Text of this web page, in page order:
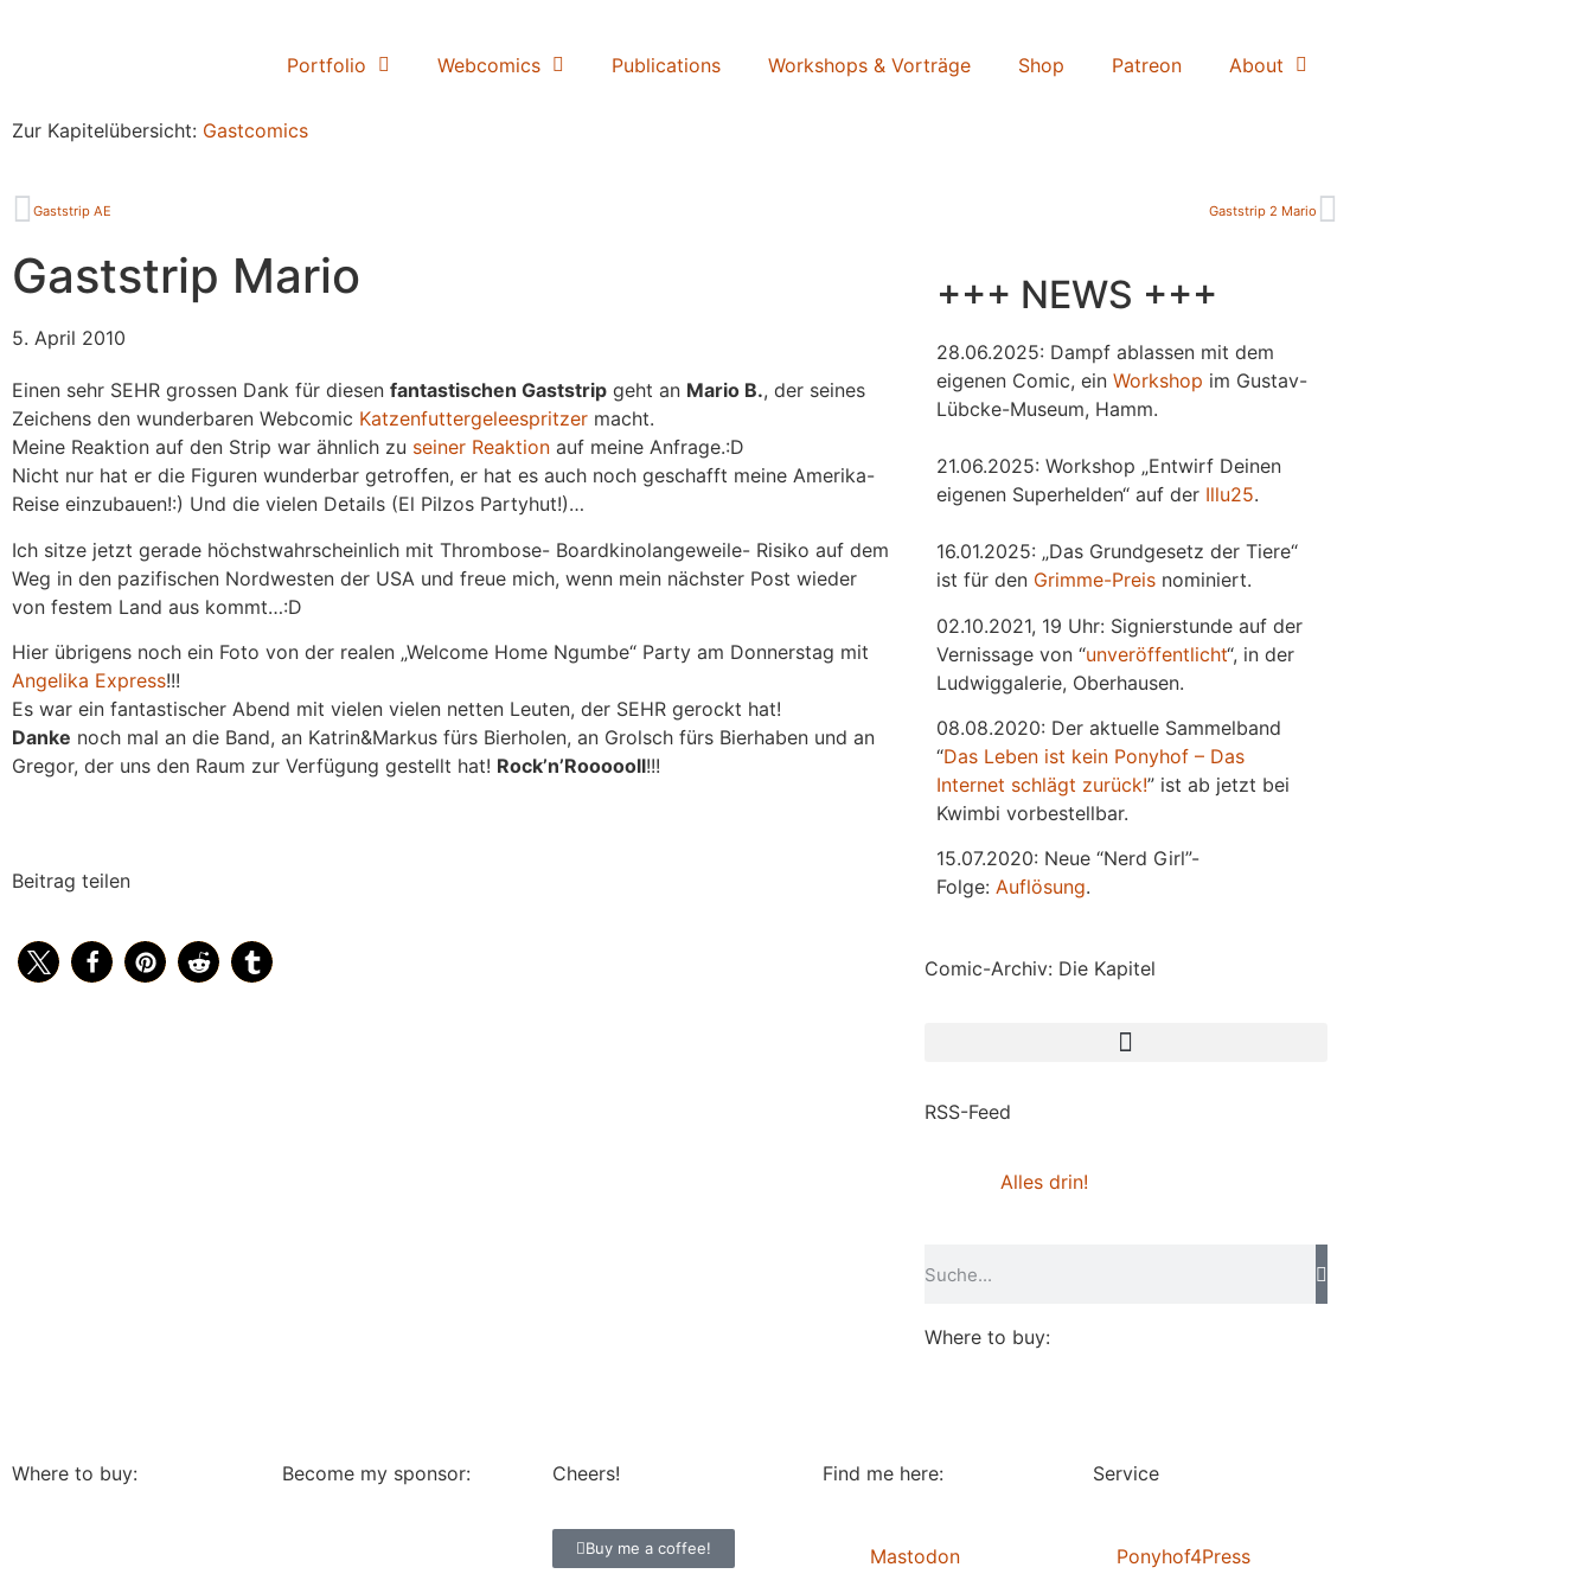
Portfolio Webcomics Publications Workshops & Vorträge Shop Patreon About
Zur Kapitelübersicht: Gastcomics
Gaststrip AE Gaststrip 2 Mario
Gaststrip Mario
5. April 2010
Einen sehr SEHR grossen Dank für diesen fantastischen Gaststrip geht an Mario B., der seines
Zeichens den wunderbaren Webcomic Katzenfuttergeleespritzer macht.
Meine Reaktion auf den Strip war ähnlich zu seiner Reaktion auf meine Anfrage.:D
Nicht nur hat er die Figuren wunderbar getroffen, er hat es auch noch geschafft meine Amerika-
Reise einzubauen!:) Und die vielen Details (El Pilzos Partyhut!)…
Ich sitze jetzt gerade höchstwahrscheinlich mit Thrombose- Boardkinolangeweile- Risiko auf dem
Weg in den pazifischen Nordwesten der USA und freue mich, wenn mein nächster Post wieder
von festem Land aus kommt…:D
Hier übrigens noch ein Foto von der realen „Welcome Home Ngumbe“ Party am Donnerstag mit
Angelika Express!!!
Es war ein fantastischer Abend mit vielen vielen netten Leuten, der SEHR gerockt hat!
Danke noch mal an die Band, an Katrin&Markus fürs Bierholen, an Grolsch fürs Bierhaben und an
Gregor, der uns den Raum zur Verfügung gestellt hat! Rock’n’Roooooll!!!
Beitrag teilen
+++ NEWS +++
28.06.2025: Dampf ablassen mit dem
eigenen Comic, ein Workshop im Gustav-
Lübcke-Museum, Hamm.
21.06.2025: Workshop „Entwirf Deinen
eigenen Superhelden“ auf der Illu25.
16.01.2025: „Das Grundgesetz der Tiere“
ist für den Grimme-Preisnominiert.
02.10.2021, 19 Uhr: Signierstunde auf der
Vernissage von “unveröffentlicht“, in der
Ludwiggalerie, Oberhausen.
08.08.2020: Der aktuelle Sammelband
“DasLebenist kein Ponyhof – Das
Internet schlägt zurück!” ist ab jetzt bei
Kwimbi vorbestellbar.
15.07.2020: Neue “Nerd Girl”-
Folge: Auflösung.
Comic-Archiv: Die Kapitel
RSS-Feed
Alles drin!
Where to buy:
Where to buy: Become my sponsor: Cheers!
Buy me a coffee!
Find me here:
Mastodon
Service
Ponyhof4Press